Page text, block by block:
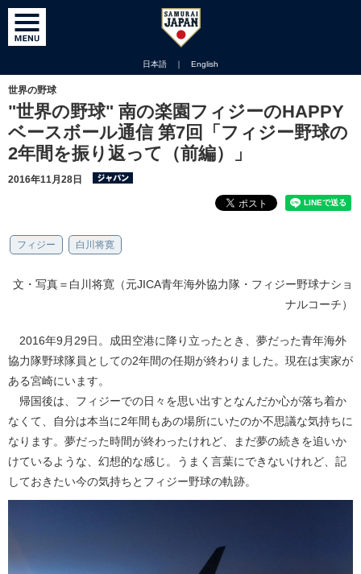
日本語 ｜ English
世界の野球
"世界の野球" 南の楽園フィジーのHAPPY
ベースボール通信 第7回「フィジー野球の
2年間を振り返って（前編）」
2016年11月28日
フィジー 白川将寛
文・写真＝白川将寛（元JICA青年海外協力隊・フィジー野球ナショ
ナルコーチ）
2016年9月29日。成田空港に降り立ったとき、夢だった青年海外
協力隊野球隊員としての2年間の任期が終わりました。現在は実家が
ある宮崎にいます。
帰国後は、フィジーでの日々を思い出すとなんだか心が落ち着か
なくて、自分は本当に2年間もあの場所にいたのか不思議な気持ちに
なります。夢だった時間が終わったけれど、まだ夢の続きを追いか
けているような、幻想的な感じ。うまく言葉にできないけれど、記
しておきたい今の気持ちとフィジー野球の軌跡。